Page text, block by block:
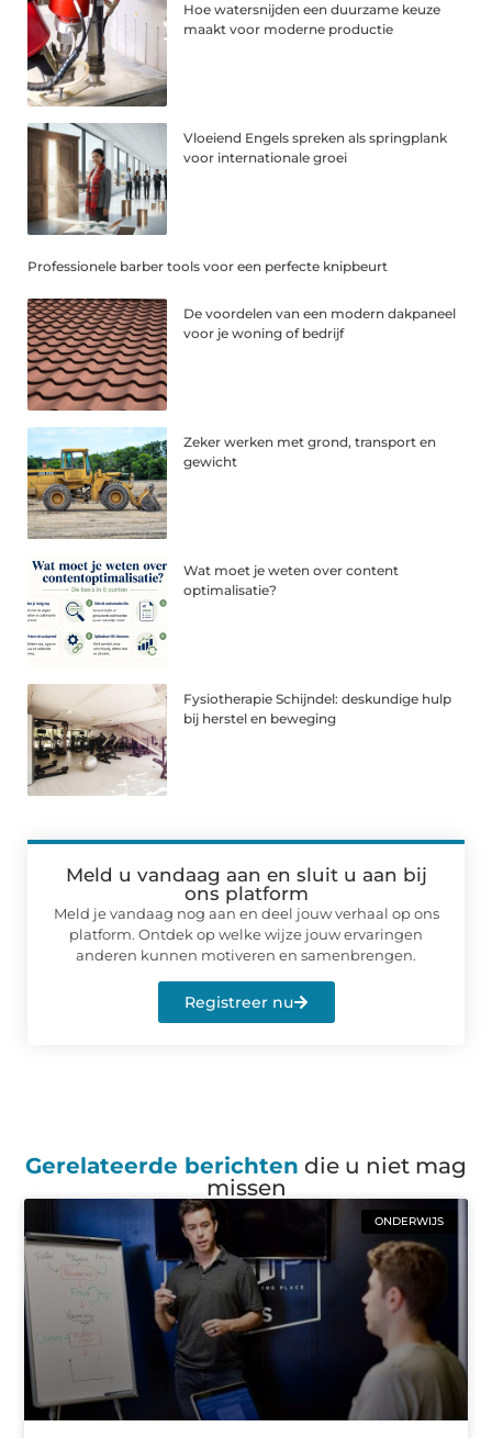
Hoe watersnijden een duurzame keuze
maakt voor moderne productie
Vloeiend Engels spreken als springplank
voor internationale groei
Professionele barber tools voor een perfecte knipbeurt
De voordelen van een modern dakpaneel
voor je woning of bedrijf
Zeker werken met grond, transport en
gewicht
Wat moet je weten over content
optimalisatie?
Fysiotherapie Schijndel: deskundige hulp
bij herstel en beweging
Meld u vandaag aan en sluit u aan bij
ons platform
Meld je vandaag nog aan en deel jouw verhaal op ons
platform. Ontdek op welke wijze jouw ervaringen
anderen kunnen motiveren en samenbrengen.
Registreer nu
Gerelateerde berichten die u niet mag
missen
ONDERWIJS